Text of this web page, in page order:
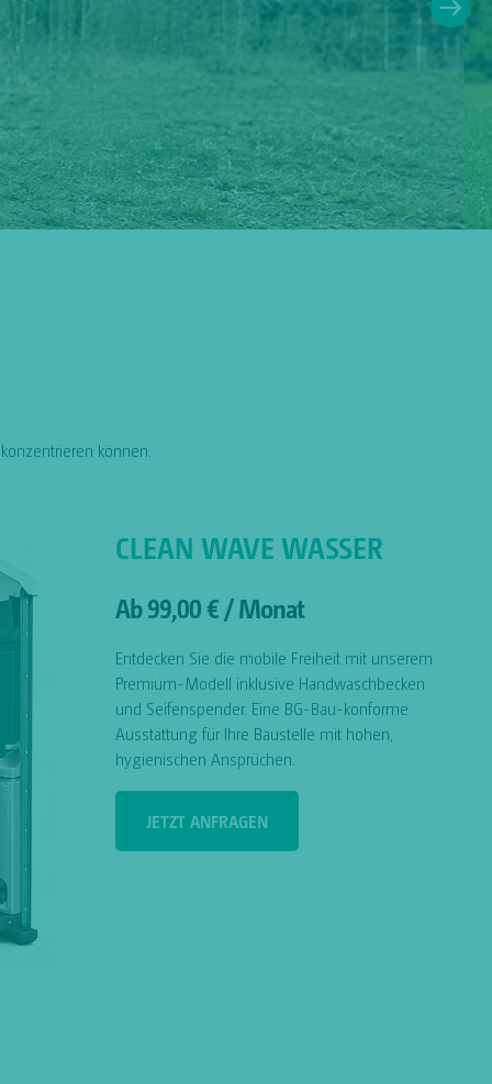
können.
CLEAN WAVE WASSER
Ab 99,00 € / Monat
Entdecken Sie die mobile Freiheit mit unserem
Premium-Modell inklusive Handwaschbecken
und Seifenspender. Eine BG-Bau-konforme
Ausstattung für Ihre Baustelle mit hohen,
hygienischen Ansprüchen.
JETZT ANFRAGEN